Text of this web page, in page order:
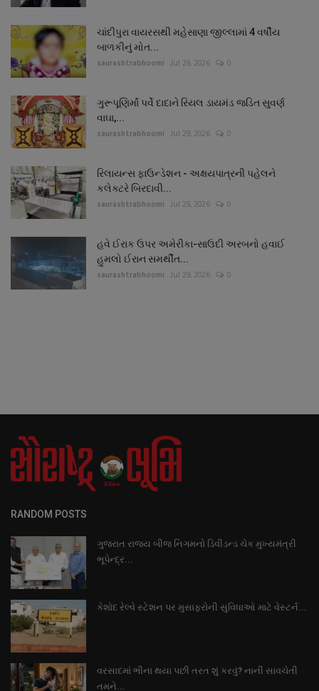
ચાંદીપુરા વાયરસથી મહેસાણા જીલ્લામાં 4 વર્ષીય
બાળકીનું મોત...
saurashtrabhoomi Jul 29, 2026 0
ગુરૂપૂણિર્માં પર્વે દાદાને રિયલ ડાયમંડ જડિત સુવર્ણ
વાઘા,...
saurashtrabhoomi Jul 29, 2026 0
રિલાયન્સ ફાઉન્ડેશન - અક્ષયપાત્રની પહેલને
કલેક્ટરે બિરદાવી...
saurashtrabhoomi Jul 29, 2026 0
હવે ઈરાક ઉપર અમેરીકા-સાઉદી અરબનો હવાઈ
હુમલો ઈરાન સમર્થીત...
saurashtrabhoomi Jul 29, 2026 0
RANDOM POSTS
ગુજરાત રાજ્ય બીજ નિગમનો ડિવીડન્ડ ચેક મુખ્યમંત્રી
ભૂપેન્દ્ર...
કેશોદ રેલ્વે સ્ટેશન પર મુસાફરોની સુવિધાઓ માટે વેસ્ટર્ન...
વરસાદમાં ભીના થયા પછી તરત શું કરવું? નાની સાવચેતી
તમને...